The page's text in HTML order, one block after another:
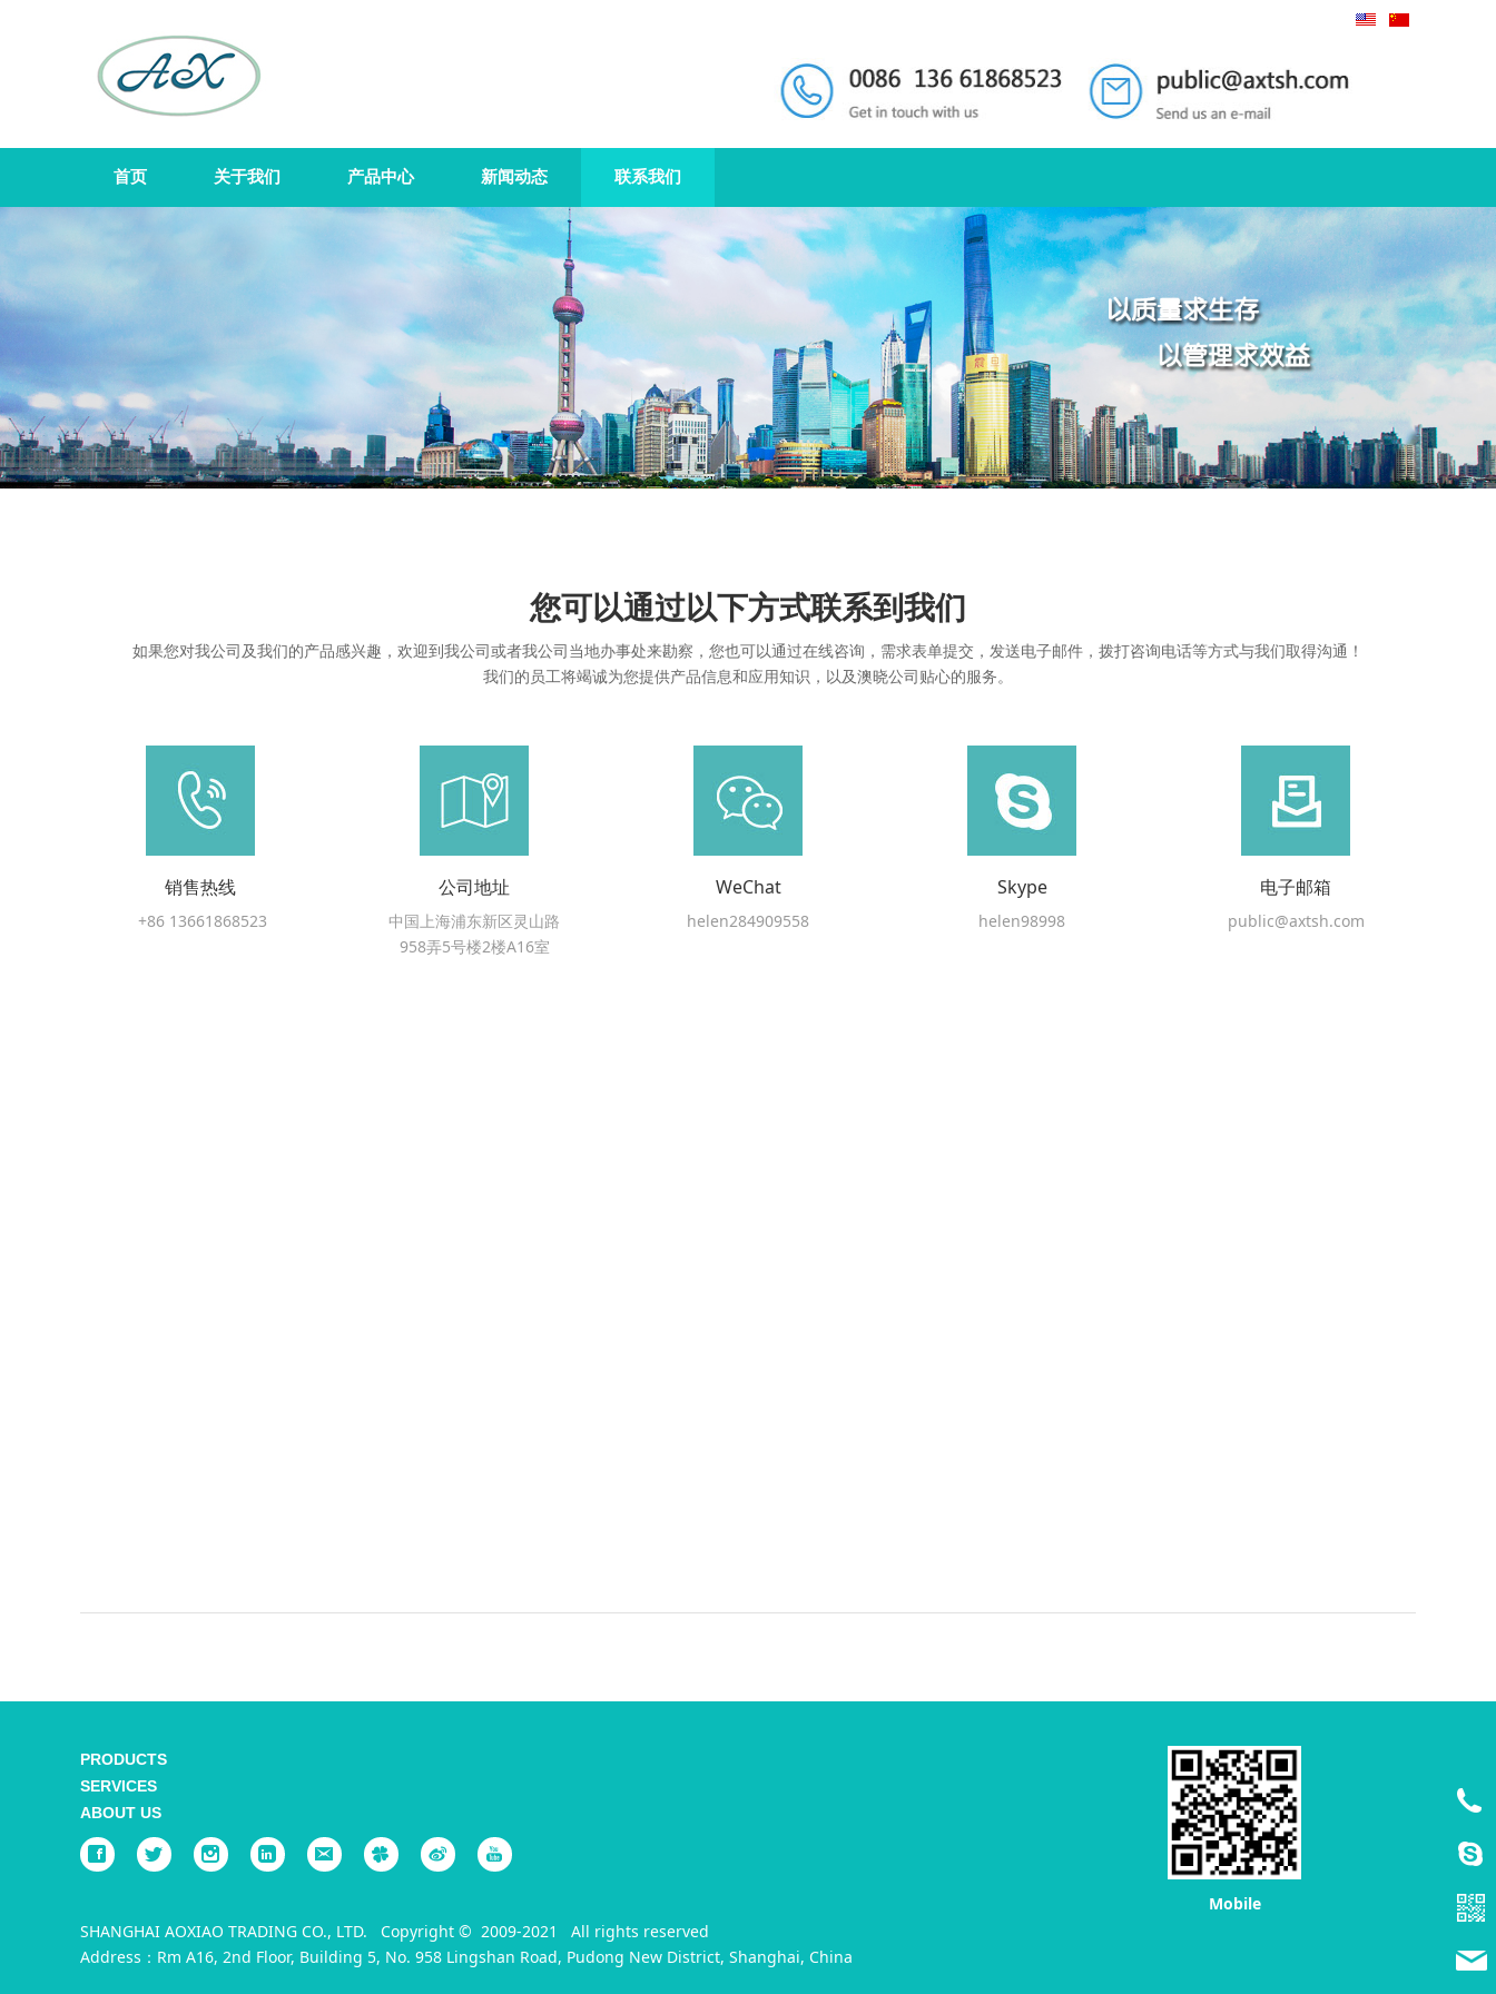
首页 关于我们 产品中心 新闻动态 联系我们
您可以通过以下方式联系到我们
如果您对我公司及我们的产品感兴趣，欢迎到我公司或者我公司当地办事处来勘察，您也可以通过在线咨询，需求表单提交，发送电子邮件，拨打咨询电话等方式与我们取得沟通！
我们的员工将竭诚为您提供产品信息和应用知识，以及澳晓公司贴心的服务。
销售热线
+86 13661868523
公司地址
中国上海浦东新区灵山路
958弄5号楼2楼A16室
WeChat
helen284909558
Skype
helen98998
电子邮箱
public@axtsh.com
PRODUCTS
SERVICES
ABOUT US
Mobile
SHANGHAI AOXIAO TRADING CO., LTD. Copyright © 2009-2021 All rights reserved
Address：Rm A16, 2nd Floor, Building 5, No. 958 Lingshan Road, Pudong New District, Shanghai, China